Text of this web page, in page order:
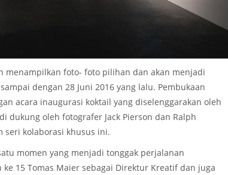
menampilkan foto- foto pilihan dan akan menjadi
dengan 28 Juni 2016 yang lalu. Pembukaan
acara inaugurasi koktail yang diselenggarakan oleh
dukung oleh fotografer Jack Pierson dan Ralph
seri kolaborasi khusus ini.
momen yang menjadi tonggak perjalanan
15 Tomas Maier sebagai Direktur Kreatif dan juga